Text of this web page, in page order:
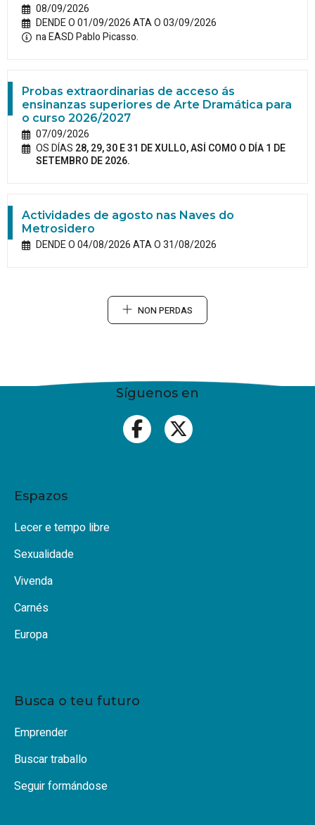
08/09/2026
DENDE O 01/09/2026 ATA O 03/09/2026
na EASD Pablo Picasso.
Probas extraordinarias de acceso ás
ensinanzas superiores de Arte Dramática para
o curso 2026/2027
07/09/2026
OS DÍAS 28, 29, 30 E 31 DE XULLO, ASÍ COMO O DÍA 1 DE
SETEMBRO DE 2026.
Actividades de agosto nas Naves do
Metrosidero
DENDE O 04/08/2026 ATA O 31/08/2026
NON PERDAS
Síguenos en
Espazos
Lecer e tempo libre
Sexualidade
Vivenda
Carnés
Europa
Busca o teu futuro
Emprender
Buscar traballo
Seguir formándose